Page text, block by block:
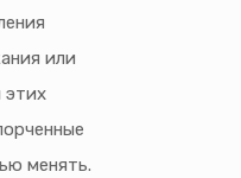
или
этих
менять.